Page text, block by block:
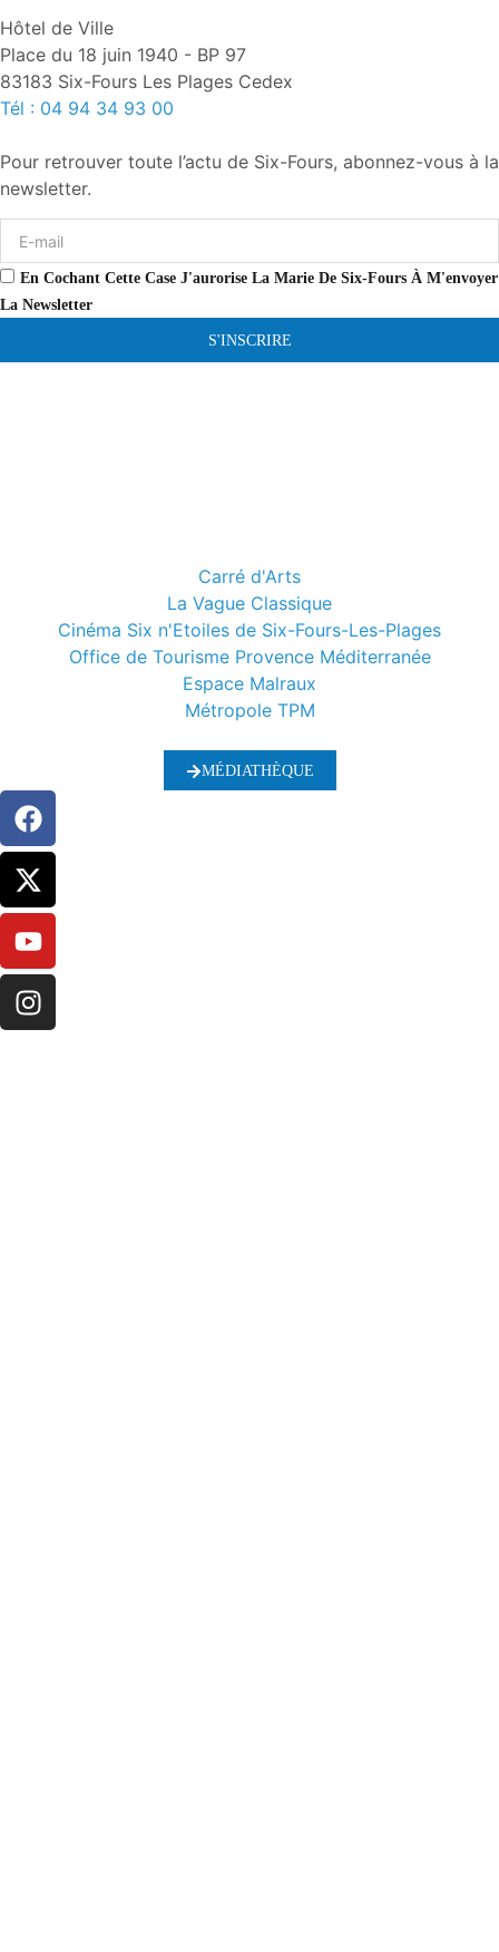
Hôtel de Ville
Place du 18 juin 1940 - BP 97
83183 Six-Fours Les Plages Cedex
Tél : 04 94 34 93 00
Pour retrouver toute l’actu de Six-Fours, abonnez-vous à la
newsletter.
En Cochant Cette Case J'aurorise La Marie De Six-Fours À M'envoyer
La Newsletter
S'INSCRIRE
Carré d'Arts
La Vague Classique
Cinéma Six n'Etoiles de Six-Fours-Les-Plages
Office de Tourisme Provence Méditerranée
Espace Malraux
Métropole TPM
MÉDIATHÈQUE